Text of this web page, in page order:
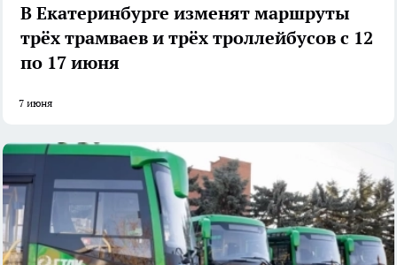
В Екатеринбурге изменят маршруты
трёх трамваев и трёх троллейбусов с 12
по 17 июня
7 июня